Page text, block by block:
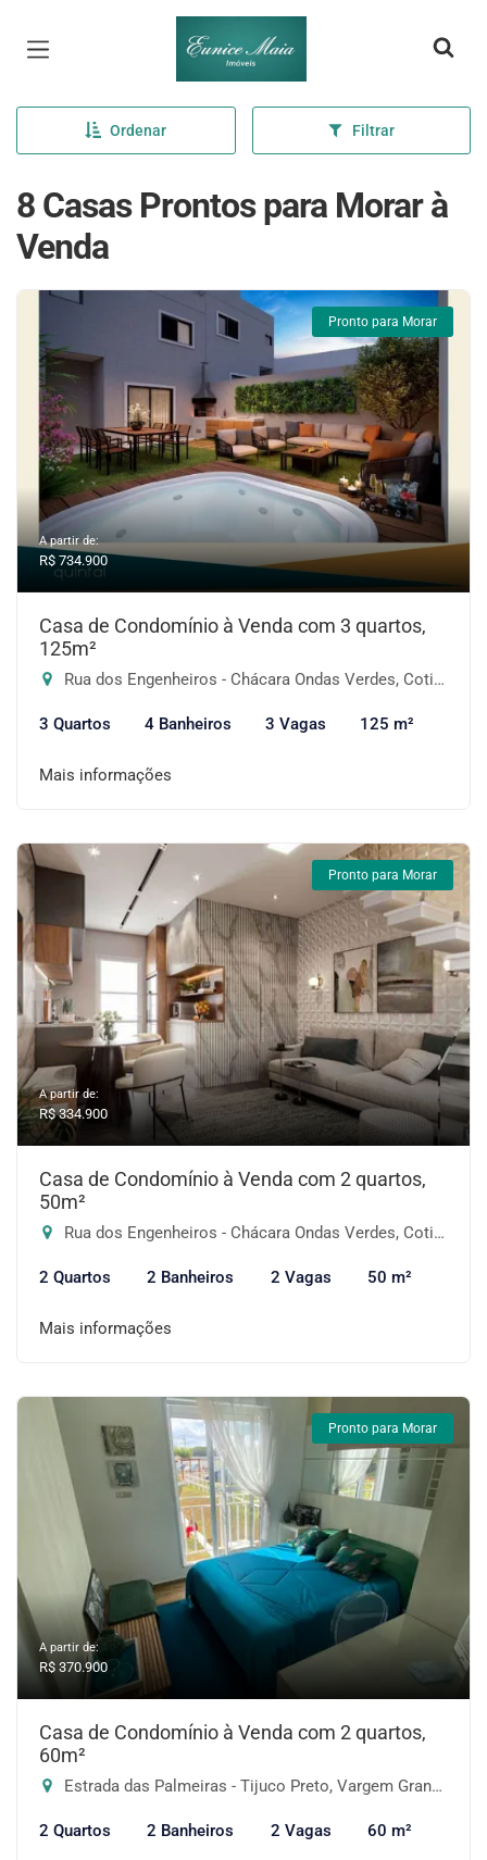
Página inicial
Ordenar Filtrar
8 Casas Prontos para Morar à
Venda
Pronto para Morar
A partir de:
R$ 734.900
Casa de Condomínio à Venda com 3 quartos,
125m²
Rua dos Engenheiros - Chácara Ondas Verdes, Cotia-SP
3 Quartos 4 Banheiros 3 Vagas 125 m²
Mais informações
Pronto para Morar
A partir de:
R$ 334.900
Casa de Condomínio à Venda com 2 quartos,
50m²
Rua dos Engenheiros - Chácara Ondas Verdes, Cotia-SP
2 Quartos 2 Banheiros 2 Vagas 50 m²
Mais informações
Pronto para Morar
A partir de:
R$ 370.900
Casa de Condomínio à Venda com 2 quartos,
60m²
Estrada das Palmeiras - Tijuco Preto, Vargem Grande Paulista-SP
2 Quartos 2 Banheiros 2 Vagas 60 m²